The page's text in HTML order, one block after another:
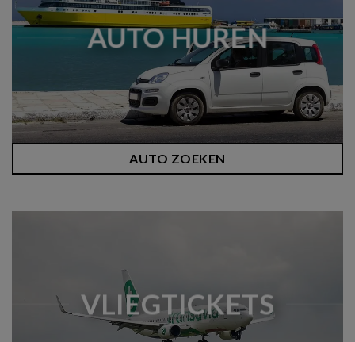
AUTO HUREN
AUTO ZOEKEN
VLIEGTICKETS